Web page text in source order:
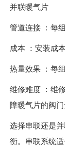
并联暖气片
管道连接 ：每
成本 ：安装成
热量效果 ：每
维修难度 ：维
障暖气片的阀门
选择串联还是
衡。串联系统